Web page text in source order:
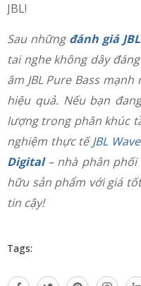
JBL!
Sau nhữngđánh giá
tai nghe không dây
âm JBL Pure Bass
hiệu quả. Nếu bạn
lượng trong phân khúc
nghiệm thực tếJBL
Digital– nhà phân phối
hữu sản phẩm với giá
tin cậy!
Tags: